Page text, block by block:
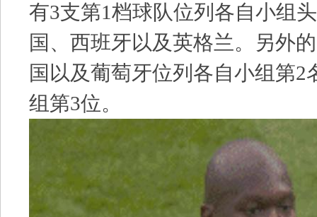
有3支第1档球队位列各自小组
国、西班牙以及英格兰。另外
国以及葡萄牙位列各自小组第2
组第3位。